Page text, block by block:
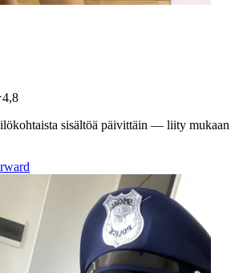
4,8
sisältöä päivittäin — liity mukaan